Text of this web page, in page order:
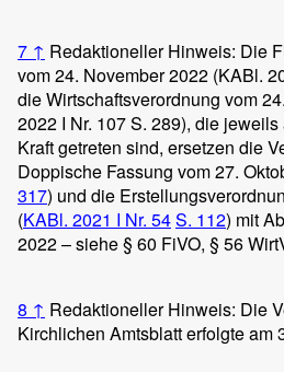
7 ↑ Redaktioneller Hinweis: Die
vom 24. November 2022 (KABl.
die Wirtschaftsverordnung vom
2022 I Nr. 107 S. 289), die
Kraft getreten sind, ersetzen die
Doppische Fassung vom 27.
317) und die
(KABl. 2021 I Nr. 54S. 112) mit
2022 – siehe § 60 FiVO, § 56
8 ↑ Redaktioneller Hinweis: Die
Kirchlichen Amtsblatt erfolgte am